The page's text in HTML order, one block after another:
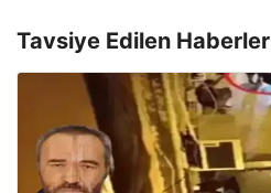
Tavsiye Edilen Haberler